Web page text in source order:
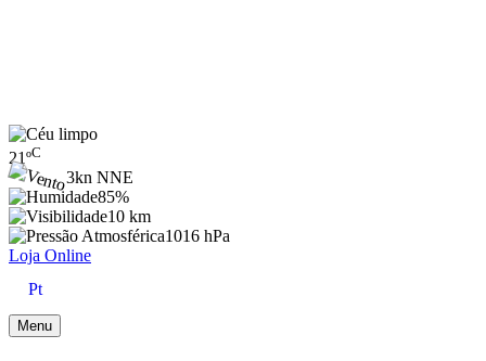
21ºC
3kn NNE
85%
10 km
1016 hPa
Loja Online
Pt
Menu